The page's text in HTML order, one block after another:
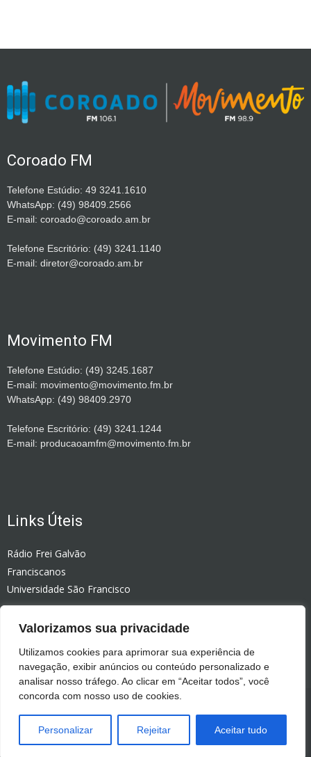
Valorizamos sua privacidade
Utilizamos cookies para aprimorar sua experiência de
navegação, exibir anúncios ou conteúdo personalizado e
analisar nosso tráfego. Ao clicar em “Aceitar todos”, você
concorda com nosso uso de cookies.
Personalizar Rejeitar Aceitar tudo
Coroado FM
Telefone Estúdio: 49 3241.1610
WhatsApp: (49) 98409.2566
E-mail: coroado@coroado.am.br
Telefone Escritório: (49) 3241.1140
E-mail: diretor@coroado.am.br
Movimento FM
Telefone Estúdio: (49) 3245.1687
E-mail: movimento@movimento.fm.br
WhatsApp: (49) 98409.2970
Telefone Escritório: (49) 3241.1244
E-mail: producaoamfm@movimento.fm.br
Links Úteis
Rádio Frei Galvão
Franciscanos
Universidade São Francisco
Rádio Celinauta
Editora Vozes
Colégio Bom Jesus
© Portal Coroado - Todos os direitos reservados | Desenvolvimento:
Natcom